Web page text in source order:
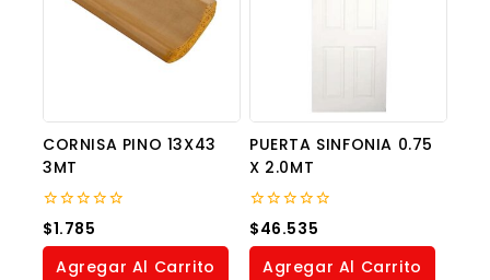
CORNISA PINO 13X43
3MT
0
out
of
$1.785
Agregar Al Carrito
PUERTA SINFONIA 0.75
X 2.0MT
0
out
of
$46.535
Agregar Al Carrito